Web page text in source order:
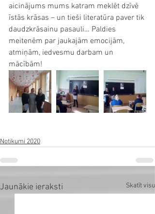
aicinājums mums katram meklēt dzīvē
īstās krāsas – un tieši literatūra paver tik
daudzkrāsainu pasauli… Paldies
meitenēm par jaukajām emocijām,
atmiņām, iedvesmu darbam un
mācībām!
Notikumi 2020
Jaunākie ieraksti Skatīt visu